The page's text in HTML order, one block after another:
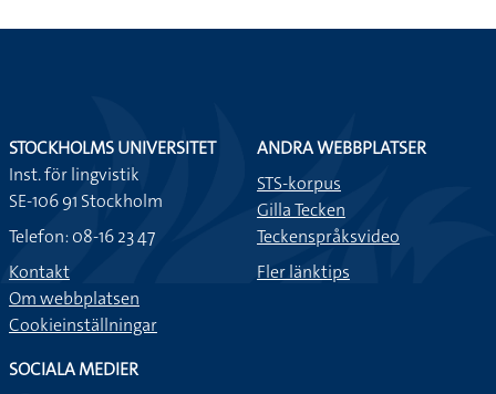
STOCKHOLMS UNIVERSITET
Inst. för lingvistik
SE-106 91 Stockholm
Telefon: 08-16 23 47
Kontakt
Om webbplatsen
Cookieinställningar
ANDRA WEBBPLATSER
STS-korpus
Gilla Tecken
Teckenspråksvideo
Fler länktips
SOCIALA MEDIER